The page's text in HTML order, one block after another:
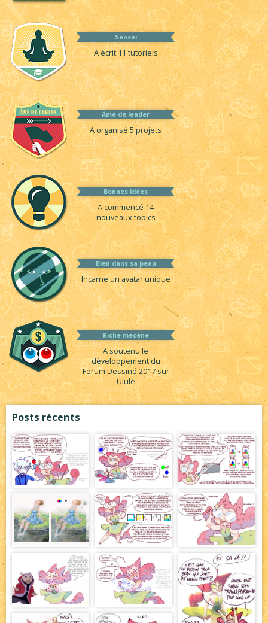
Sensei
A écrit 11 tutoriels
Âme de leader
A organisé 5 projets
Bonnes idées
A commencé 14
nouveaux topics
Bien dans sa peau
Incarne un avatar unique
Riche mécène
A soutenu le
développement du
Forum Dessiné 2017 sur
Ulule
Posts récents